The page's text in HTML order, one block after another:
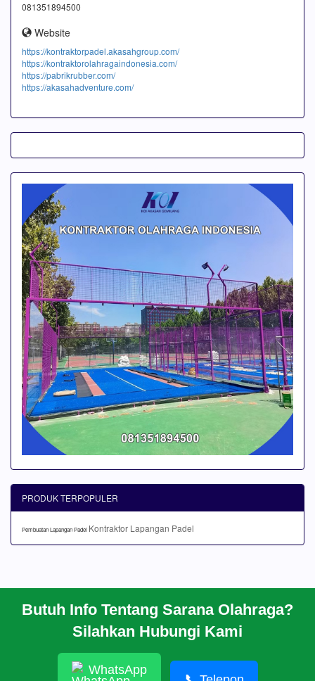
081351894500
Website
https://kontraktorpadel.akasahgroup.com/
https://kontraktorolahragaindonesia.com/
https://pabrikrubber.com/
https://akasahadventure.com/
Butuh Info Tentang Sarana Olahraga?
Silahkan Hubungi Kami
WhatsApp
PRODUK TERPOPULER
Pembuatan Lapangan Padel Kontraktor Lapangan Padel
CARA PESAN
HUBUNGI KAMI